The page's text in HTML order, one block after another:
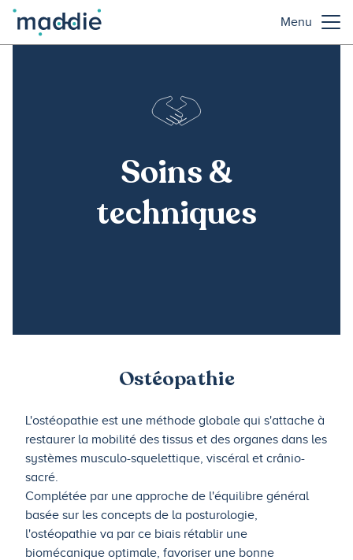
Menu
Soins &
techniques
Ostéopathie
L'ostéopathie est une méthode globale qui s'attache à
restaurer la mobilité des tissus et des organes dans les
systèmes musculo-squelettique, viscéral et crânio-
sacré.
Complétée par une approche de l'équilibre général
basée sur les concepts de la posturologie,
l'ostéopathie va par ce biais rétablir une
biomécanique optimale, favoriser une bonne